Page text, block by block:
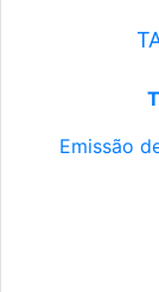
Emissão